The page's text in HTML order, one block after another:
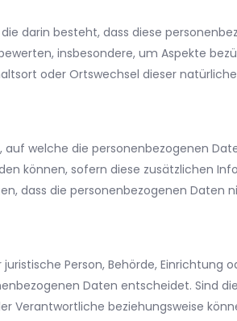
darin besteht, dass diese
insbesondere, um Aspekte
oder Ortswechsel dieser
welche die personenbezogenen
können, sofern diese zusätzlichen
dass die personenbezogenen Daten
Person, Behörde, Einrichtung
Daten entscheidet. Sind
Verantwortliche beziehungsweise